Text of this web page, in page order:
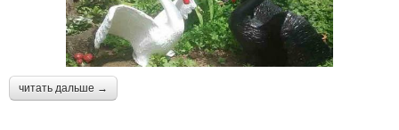
читать дальше →